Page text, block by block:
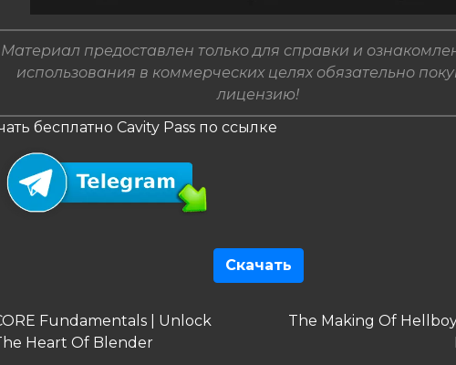
Материал предоставлен только для справки и
использования в коммерческих целях обязательно
лицензию!
бесплатно Cavity Pass по ссылке
Скачать
Fundamentals | Unlock
Heart Of Blender
Следующая
The Making Of